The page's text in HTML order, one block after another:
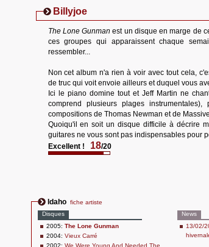
Billyjoe
The Lone Gunman est un disque en marge de
ces groupes qui apparaissent chaque
ressembler...
Non cet album n'a rien à voir avec tout cela,
de truc qui voit envoie ailleurs et duquel vous
Ici le piano domine tout et Jeff Martin ne
comprend plusieurs plages
compositions de Thomas Newman et de
Quoiqu'il en soit un disque difficile à décrire
guitares ne vous sont pas indispensables pour
Excellent !
18/20
Idaho fiche artiste
Disques
2005: The Lone Gunman
2004: Vieux Carré
2002: We Were Young And Needed The
News
13/02/